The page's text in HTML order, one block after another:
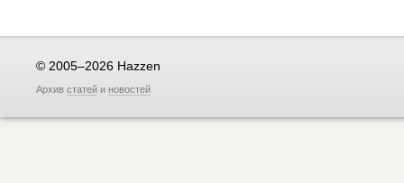
© 2005–2026 Hazzen
Архив статей и новостей